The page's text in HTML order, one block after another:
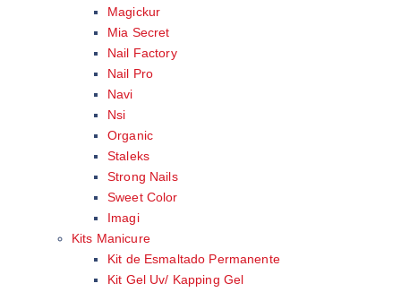
Magickur
Mia Secret
Nail Factory
Nail Pro
Navi
Nsi
Organic
Staleks
Strong Nails
Sweet Color
Imagi
Kits Manicure
Kit de Esmaltado Permanente
Kit Gel Uv/ Kapping Gel